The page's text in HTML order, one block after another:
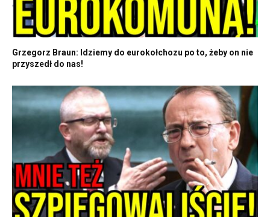
Grzegorz Braun: Idziemy do eurokołchozu po to, żeby on nie
przyszedł do nas!